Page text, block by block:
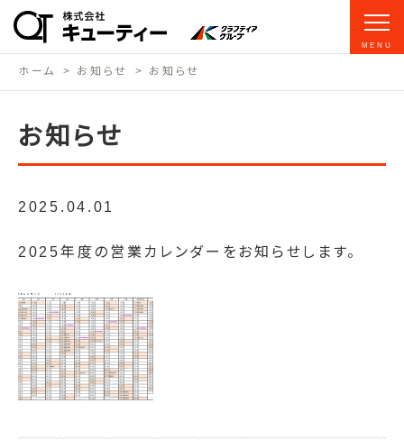
MENU
ホーム お知らせ お知らせ
お知らせ
2025.04.01
2025年度の営業カレンダーをお知らせします。